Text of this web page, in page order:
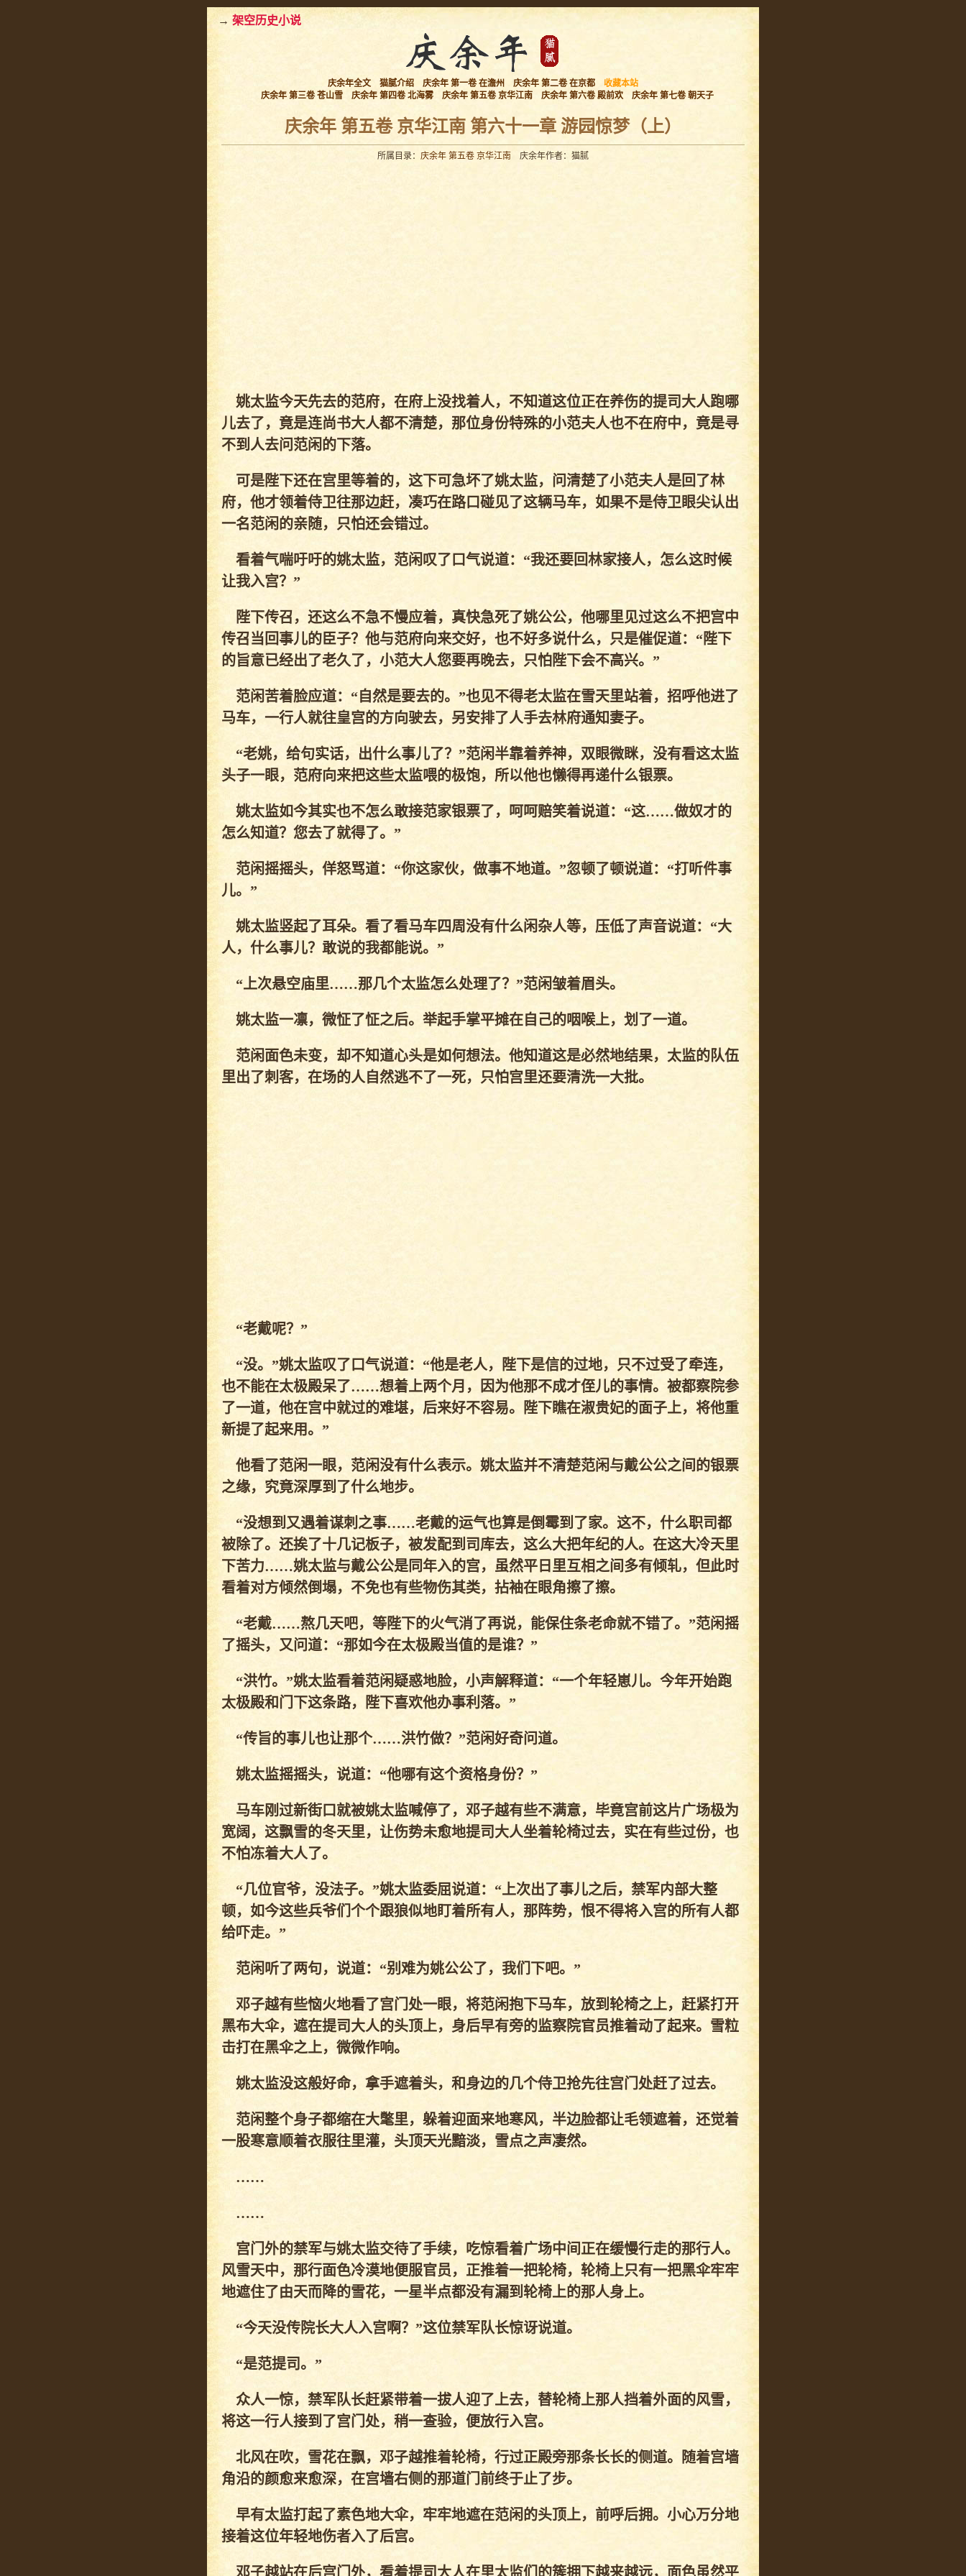
→ 架空历史小说
庆余年全文 猫腻介绍 庆余年 第一卷 在澹州 庆余年 第二卷 在京都
收藏本站
庆余年 第三卷 苍山雪
庆余年 第四卷 北海雾 庆余年 第五卷 京华江南 庆余年 第六卷 殿前欢 庆余年 第七卷 朝天子
庆余年 第五卷 京华江南 第六十一章 游园惊梦（上）
所属目录： 庆余年 第五卷 京华江南 庆余年作者：猫腻
姚太监今天先去的范府，在府上没找着人，不知道这位正在养伤的提司大人跑哪
儿去了，竟是连尚书大人都不清楚，那位身份特殊的小范夫人也不在府中，竟是寻
不到人去问范闲的下落。
可是陛下还在宫里等着的，这下可急坏了姚太监，问清楚了小范夫人是回了林
府，他才领着侍卫往那边赶，凑巧在路口碰见了这辆马车，如果不是侍卫眼尖认出
一名范闲的亲随，只怕还会错过。
看着气喘吁吁的姚太监，范闲叹了口气说道：“我还要回林家接人，怎么这时候
让我入宫？”
陛下传召，还这么不急不慢应着，真快急死了姚公公，他哪里见过这么不把宫中
传召当回事儿的臣子？他与范府向来交好，也不好多说什么，只是催促道：“陛下
的旨意已经出了老久了，小范大人您要再晚去，只怕陛下会不高兴。”
范闲苦着脸应道：“自然是要去的。”也见不得老太监在雪天里站着，招呼他进了
马车，一行人就往皇宫的方向驶去，另安排了人手去林府通知妻子。
“老姚，给句实话，出什么事儿了？”范闲半靠着养神，双眼微眯，没有看这太监
头子一眼，范府向来把这些太监喂的极饱，所以他也懒得再递什么银票。
姚太监如今其实也不怎么敢接范家银票了，呵呵赔笑着说道：“这……做奴才的
怎么知道？您去了就得了。”
范闲摇摇头，佯怒骂道：“你这家伙，做事不地道。”忽顿了顿说道：“打听件事
儿。”
姚太监竖起了耳朵。看了看马车四周没有什么闲杂人等，压低了声音说道：“大
人，什么事儿？敢说的我都能说。”
“上次悬空庙里……那几个太监怎么处理了？”范闲皱着眉头。
姚太监一凛，微怔了怔之后。举起手掌平摊在自己的咽喉上，划了一道。
范闲面色未变，却不知道心头是如何想法。他知道这是必然地结果，太监的队伍
里出了刺客，在场的人自然逃不了一死，只怕宫里还要清洗一大批。
“老戴呢？”
“没。”姚太监叹了口气说道：“他是老人，陛下是信的过地，只不过受了牵连，
也不能在太极殿呆了……想着上两个月，因为他那不成才侄儿的事情。被都察院参
了一道，他在宫中就过的难堪，后来好不容易。陛下瞧在淑贵妃的面子上，将他重
新提了起来用。”
他看了范闲一眼，范闲没有什么表示。姚太监并不清楚范闲与戴公公之间的银票
之缘，究竟深厚到了什么地步。
“没想到又遇着谋刺之事……老戴的运气也算是倒霉到了家。这不，什么职司都
被除了。还挨了十几记板子，被发配到司库去，这么大把年纪的人。在这大冷天里
下苦力……姚太监与戴公公是同年入的宫，虽然平日里互相之间多有倾轧，但此时
看着对方倾然倒塌，不免也有些物伤其类，拈袖在眼角擦了擦。
“老戴……熬几天吧，等陛下的火气消了再说，能保住条老命就不错了。”范闲摇
了摇头，又问道：“那如今在太极殿当值的是谁？”
“洪竹。”姚太监看着范闲疑惑地脸，小声解释道：“一个年轻崽儿。今年开始跑
太极殿和门下这条路，陛下喜欢他办事利落。”
“传旨的事儿也让那个……洪竹做？”范闲好奇问道。
姚太监摇摇头，说道：“他哪有这个资格身份？”
马车刚过新街口就被姚太监喊停了，邓子越有些不满意，毕竟宫前这片广场极为
宽阔，这飘雪的冬天里，让伤势未愈地提司大人坐着轮椅过去，实在有些过份，也
不怕冻着大人了。
“几位官爷，没法子。”姚太监委屈说道：“上次出了事儿之后，禁军内部大整
顿，如今这些兵爷们个个跟狼似地盯着所有人，那阵势，恨不得将入宫的所有人都
给吓走。”
范闲听了两句，说道：“别难为姚公公了，我们下吧。”
邓子越有些恼火地看了宫门处一眼，将范闲抱下马车，放到轮椅之上，赶紧打开
黑布大伞，遮在提司大人的头顶上，身后早有旁的监察院官员推着动了起来。雪粒
击打在黑伞之上，微微作响。
姚太监没这般好命，拿手遮着头，和身边的几个侍卫抢先往宫门处赶了过去。
范闲整个身子都缩在大氅里，躲着迎面来地寒风，半边脸都让毛领遮着，还觉着
一股寒意顺着衣服往里灌，头顶天光黯淡，雪点之声凄然。
……
……
宫门外的禁军与姚太监交待了手续，吃惊看着广场中间正在缓慢行走的那行人。
风雪天中，那行面色冷漠地便服官员，正推着一把轮椅，轮椅上只有一把黑伞牢牢
地遮住了由天而降的雪花，一星半点都没有漏到轮椅上的那人身上。
“今天没传院长大人入宫啊？”这位禁军队长惊讶说道。
“是范提司。”
众人一惊，禁军队长赶紧带着一拔人迎了上去，替轮椅上那人挡着外面的风雪，
将这一行人接到了宫门处，稍一查验，便放行入宫。
北风在吹，雪花在飘，邓子越推着轮椅，行过正殿旁那条长长的侧道。随着宫墙
角沿的颜愈来愈深，在宫墙右侧的那道门前终于止了步。
早有太监打起了素色地大伞，牢牢地遮在范闲的头顶上，前呼后拥。小心万分地
接着这位年轻地伤者入了后宫。
邓子越站在后宫门外，看着提司大人在里太监们的簇拥下越来越远，面色虽然平